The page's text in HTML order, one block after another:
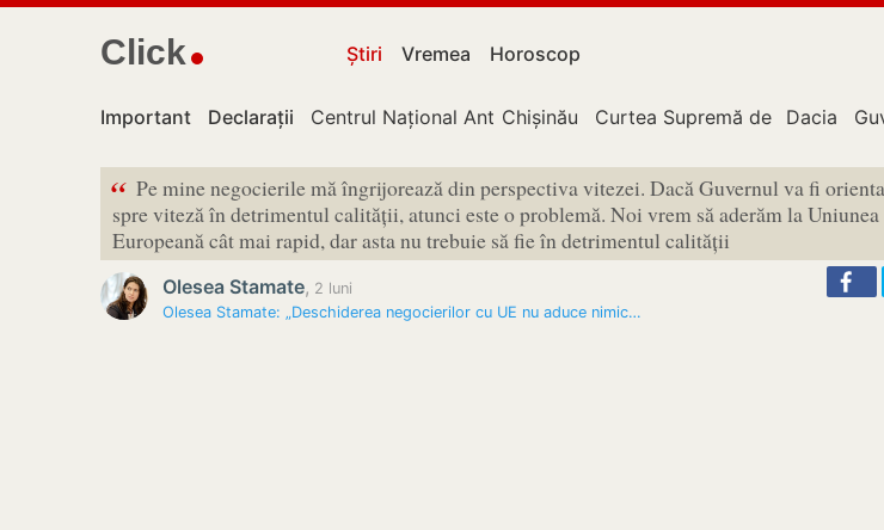
Click Știri Vremea Horoscop
Important Declarații Centrul Național Anticorupție
Chișinău Curtea Supremă de Justiție
Dacia
“ Pe mine negocierile mă îngrijorează din perspectiva vitezei. Dacă Guvernul va fi
spre viteză în detrimentul calității, atunci este o problemă. Noi vrem să aderăm la Uniunea
Europeană cât mai rapid, dar asta nu trebuie să fie în detrimentul calității
Olesea Stamate, 2 luni
Olesea Stamate: „Deschiderea negocierilor cu UE nu aduce nimic…